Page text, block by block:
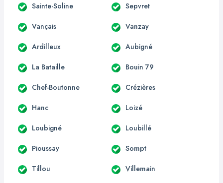
Sainte-Soline Sepvret
Vançais Vanzay
Ardilleux Aubigné
La Bataille Bouin 79
Chef-Boutonne Crézières
Hanc Loizé
Loubigné Loubillé
Pioussay Sompt
Tillou Villemain